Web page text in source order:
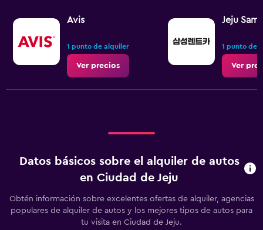
Avis
1 punto de alquiler
Ver precios
Jeju
1 punto de
Ver
Datos básicos sobre el alquiler de autos
en Ciudad de Jeju
Obtén información sobre excelentes ofertas de alquiler, agencias
populares de alquiler de autos y los mejores tipos de autos para
tu visita en Ciudad de Jeju.